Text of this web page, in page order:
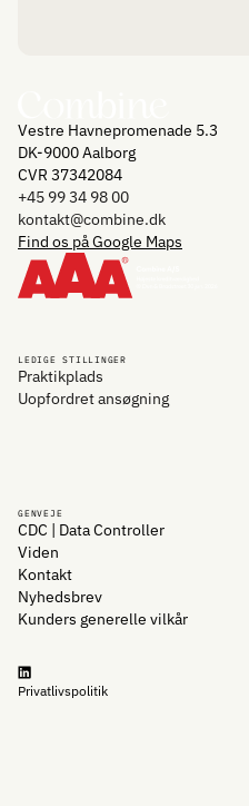
Vestre Havnepromenade 5.3
DK-9000 Aalborg
CVR 37342084
+45 99 34 98 00
kontakt@combine.dk
Find os på Google Maps
LEDIGE STILLINGER
Praktikplads
Uopfordret ansøgning
GENVEJE
CDC | Data Controller
Viden
Kontakt
Nyhedsbrev
Kunders generelle vilkår
Privatlivspolitik